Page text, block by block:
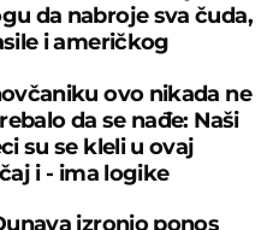
da nabroje sva čuda,
i američkog
ovo nikada ne
da se nađe: Naši
su se kleli u ovaj
i - ima logike
izronio ponos